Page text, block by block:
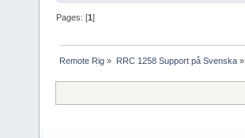
Pages: [1]
Remote Rig » RRC 1258 Support på Svenska»